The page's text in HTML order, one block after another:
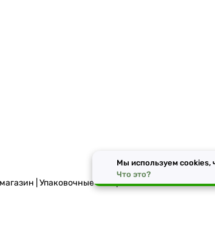
| Упаковочные материалы в Москве
Мы используем cookies,
Что это?